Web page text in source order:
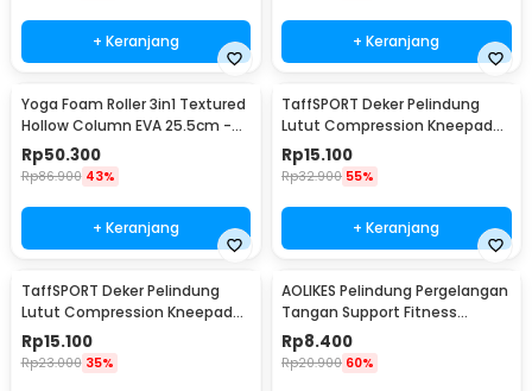
+ Keranjang + Keranjang
Yoga Foam Roller 3in1 Textured
Hollow Column EVA 25.5cm -
H0031
Rp50.300
Rp86.900 43%
+ Keranjang
TaffSPORT Deker Pelindung
Lutut Compression Kneepad
Gym Fitness 1 PCS M - SS7
Rp15.100
Rp32.900 55%
+ Keranjang
TaffSPORT Deker Pelindung
Lutut Compression Kneepad
Gym Fitness 1 PCS L - SS7
Rp15.100
Rp23.000 35%
AOLIKES Pelindung Pergelangan
Tangan Support Fitness
Olahraga - 1526
Rp8.400
Rp20.900 60%